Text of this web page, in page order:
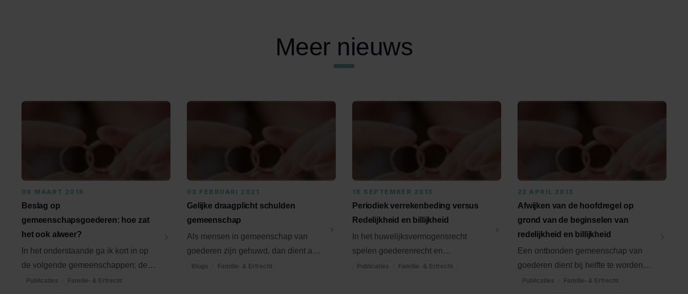
Meer nieuws
06 MAART 2016
Beslag op
gemeenschapsgoederen: hoe zat
het ook alweer?
In het onderstaande ga ik kort in op
de volgende gemeenschappen: de
onverdeelde nalatenschap, de ...
Publicaties Familie- & Erfrecht
03 FEBRUARI 2021
Gelijke draagplicht schulden
gemeenschap
Als mensen in gemeenschap van
goederen zijn gehuwd, dan dient aan
het eind van het huwelijk de ...
Blogs Familie- & Erfrecht
18 SEPTEMBER 2013
Periodiek verrekenbeding versus
Redelijkheid en billijkheid
In het huwelijksvermogensrecht
spelen goederenrecht en
verbintenissenrecht een belangrijke
Publicaties Familie- & Erfrecht
23 APRIL 2013
Afwijken van de hoofdregel op
grond van de beginselen van
redelijkheid en billijkheid
Een ontbonden gemeenschap van
goederen dient bij helfte te worden
verdeeld. Aan de in de huwelijkse ...
Publicaties Familie- & Erfrecht